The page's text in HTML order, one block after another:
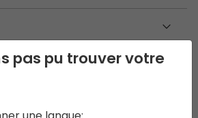
pas pu trouver votre